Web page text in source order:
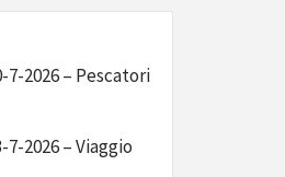
2026 – Pescatori
2026 – Viaggio